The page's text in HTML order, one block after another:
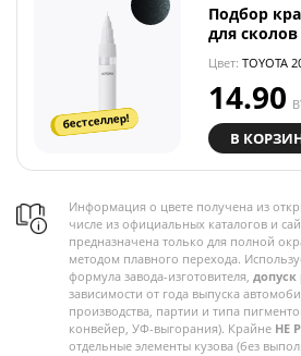
бестселлер!
Подбор
для
Цвет: TOYOTA
14.90
В
Информация о цвете получена из
числе из официальных каталогов и
предназначена только для полной
методом плавного перехода.
формула завода-изготовителя, допуск
зависимости от года выпуска
производства, партии и типа
конвейер, УФ-выгорания). Крайне НЕ
отдельные элементы кузова (без